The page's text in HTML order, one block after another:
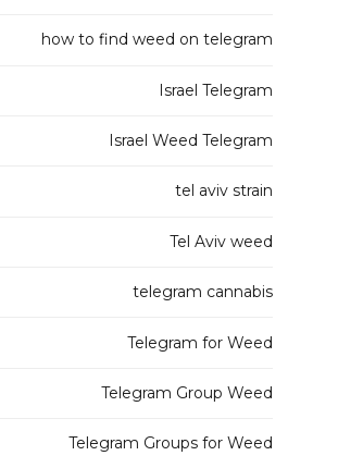
how to find weed on telegram
Israel Telegram
Israel Weed Telegram
tel aviv strain
Tel Aviv weed
telegram cannabis
Telegram for Weed
Telegram Group Weed
Telegram Groups for Weed